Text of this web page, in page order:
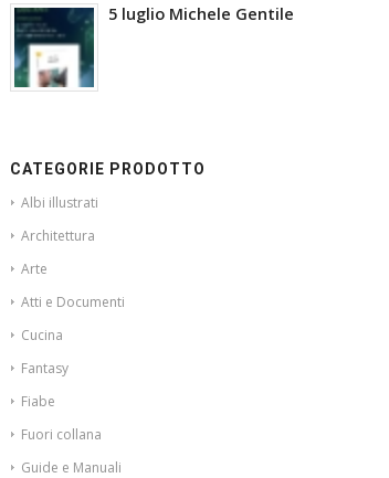
5 luglio Michele Gentile
CATEGORIE PRODOTTO
Albi illustrati
Architettura
Arte
Atti e Documenti
Cucina
Fantasy
Fiabe
Fuori collana
Guide e Manuali